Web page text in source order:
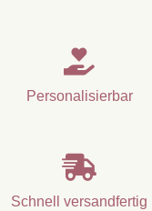

Personalisierbar

Schnell versandfertig